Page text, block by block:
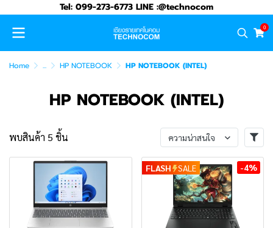
Tel: 099-273-6773 LINE :@technocom
0
Home ... HP NOTEBOOK HP NOTEBOOK (INTEL)
HP NOTEBOOK (INTEL)
พบสินค้า 5 ชิ้น ความน่าสนใจ
FLASH SALE -4%